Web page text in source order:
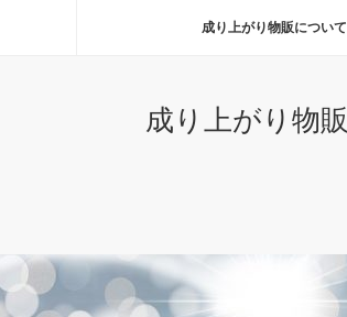
成り上がり物販について
成り上がり物販